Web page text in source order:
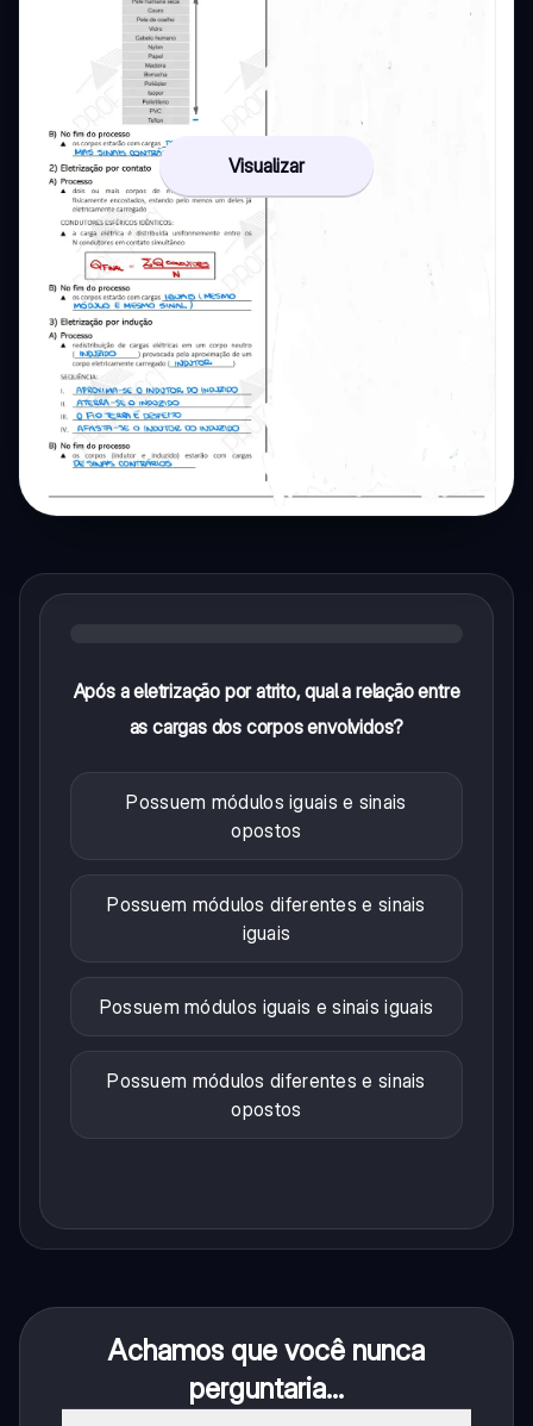
Visualizar
Após a eletrização por atrito, qual a relação entre
as cargas dos corpos envolvidos?
Possuem módulos iguais e sinais
opostos
Possuem módulos diferentes e sinais
iguais
Possuem módulos iguais e sinais iguais
Possuem módulos diferentes e sinais
opostos
Achamos que você nunca
perguntaria...